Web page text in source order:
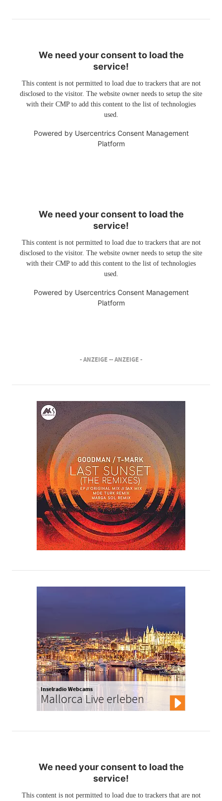
We need your consent to load the
service!
This content is not permitted to load due to trackers that are not
disclosed to the visitor. The website owner needs to setup the site
with their CMP to add this content to the list of technologies
used.
Powered by Usercentrics Consent Management
Platform
We need your consent to load the
service!
This content is not permitted to load due to trackers that are not
disclosed to the visitor. The website owner needs to setup the site
with their CMP to add this content to the list of technologies
used.
Powered by Usercentrics Consent Management
Platform
- ANZEIGE -- ANZEIGE -
Inselradio Webcams
Mallorca Live erleben
We need your consent to load the
service!
This content is not permitted to load due to trackers that are not